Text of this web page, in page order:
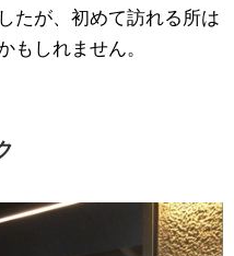
たが、初めて訪れる所は
もしれません。